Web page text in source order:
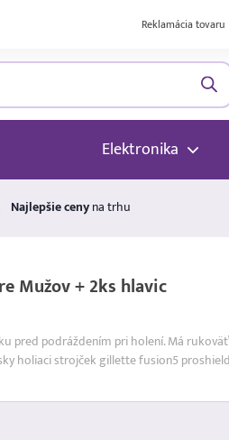
Reklamácia tovaru
Elektronika
Najlepšie cenyna trhu
Mužov + 2ks hlavic
pred podráždením pri holení. Má
holiaci strojček gillette fusion5